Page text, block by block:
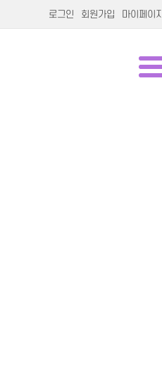
로그인 회원가입 마이페이지